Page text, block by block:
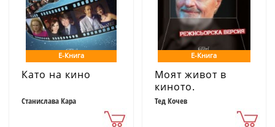
Е-Книга
Като на кино
Станислава Кара
Е-Книга
Моят живот в
киното.
Режисьорска
Тед Кочев